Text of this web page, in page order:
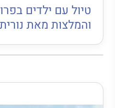
טיול עם ילדים
והמלצות מאת